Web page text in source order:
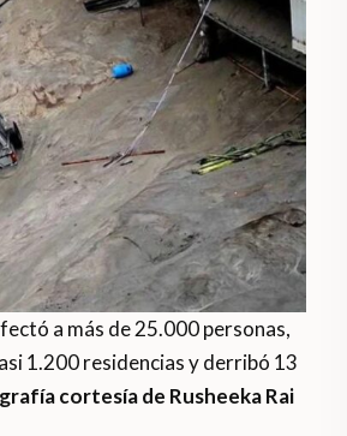
a más de 25.000 personas,
1.200 residencias y derribó 13
cortesía de Rusheeka Rai